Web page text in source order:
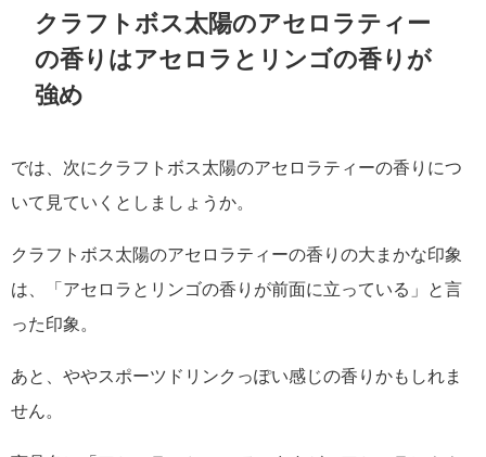
クラフトボス太陽のアセロラティー
の香りはアセロラとリンゴの香りが
強め
では、次にクラフトボス太陽のアセロラティーの香りにつ
いて見ていくとしましょうか。
クラフトボス太陽のアセロラティーの香りの大まかな印象
は、「アセロラとリンゴの香りが前面に立っている」と言
った印象。
あと、ややスポーツドリンクっぽい感じの香りかもしれま
せん。